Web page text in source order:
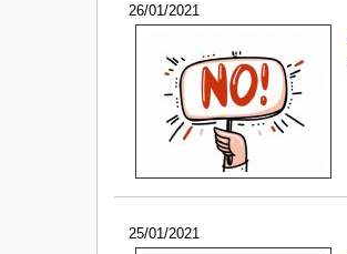
26/01/2021
25/01/2021